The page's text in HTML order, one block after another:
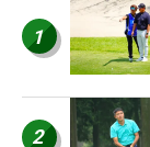
1
2